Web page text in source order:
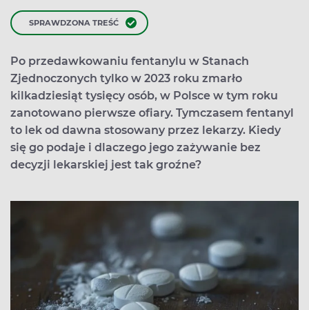
SPRAWDZONA TREŚĆ
Po przedawkowaniu fentanylu w Stanach
Zjednoczonych tylko w 2023 roku zmarło
kilkadziesiąt tysięcy osób, w Polsce w tym roku
zanotowano pierwsze ofiary. Tymczasem fentanyl
to lek od dawna stosowany przez lekarzy. Kiedy
się go podaje i dlaczego jego zażywanie bez
decyzji lekarskiej jest tak groźne?